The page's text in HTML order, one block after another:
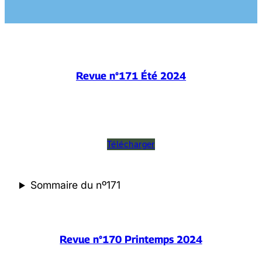
Revue n°171 Été 2024
Télécharger
Sommaire du nº171
Revue n°170 Printemps 2024